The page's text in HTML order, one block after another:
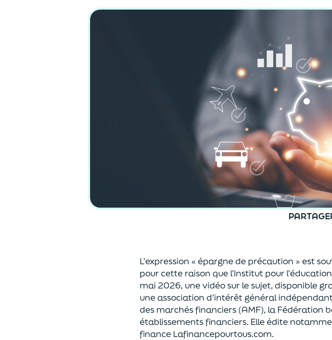
L’expression « épargne de précaution » est
pour cette raison que l’Institut pour
mai 2026, une vidéo sur le sujet, disponible
une association d’intérêt général
des marchés financiers (AMF), la Fédération
établissements financiers. Elle édite
finance Lafinancepourtous.com.